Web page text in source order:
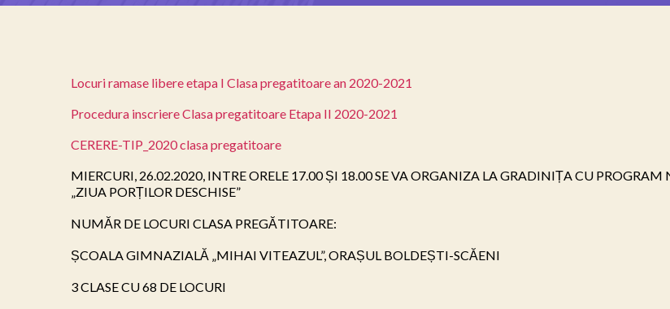
Locuri ramase libere etapa I Clasa pregatitoare an 2020-2021
Procedura inscriere Clasa pregatitoare Etapa II 2020-2021
CERERE-TIP_2020 clasa pregatitoare
MIERCURI, 26.02.2020, INTRE ORELE 17.00 ȘI 18.00 SE VA ORGANIZA LA GRADINIȚA CU
„ZIUA PORȚILOR DESCHISE”
NUMĂR DE LOCURI CLASA PREGĂTITOARE:
ȘCOALA GIMNAZIALĂ „MIHAI VITEAZUL”, ORAȘUL BOLDEȘTI-SCĂENI
3 CLASE CU 68 DE LOCURI